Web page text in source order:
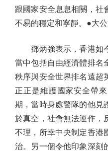
跟國家安全息息相關，社
不易的穩定和寧靜。●大
鄧炳強表示，香港如今
當中包括自由經濟體排名
秩序與安全世界排名遠超
正正是維護國家安全帶
期，當時身處警隊的他見
於真空，社會無法運作，
不理，所幸中央制定香港
治。另一個令他印象深刻